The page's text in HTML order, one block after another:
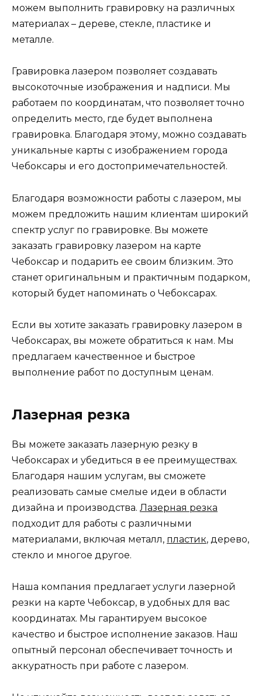
можем выполнить гравировку на различных
материалах – дереве, стекле, пластике и
металле.
Гравировка лазером позволяет создавать
высокоточные изображения и надписи. Мы
работаем по координатам, что позволяет точно
определить место, где будет выполнена
гравировка. Благодаря этому, можно создавать
уникальные карты с изображением города
Чебоксары и его достопримечательностей.
Благодаря возможности работы с лазером, мы
можем предложить нашим клиентам широкий
спектр услуг по гравировке. Вы можете
заказать гравировку лазером на карте
Чебоксар и подарить ее своим близким. Это
станет оригинальным и практичным подарком,
который будет напоминать о Чебоксарах.
Если вы хотите заказать гравировку лазером в
Чебоксарах, вы можете обратиться к нам. Мы
предлагаем качественное и быстрое
выполнение работ по доступным ценам.
Лазерная резка
Вы можете заказать лазерную резку в
Чебоксарах и убедиться в ее преимуществах.
Благодаря нашим услугам, вы сможете
реализовать самые смелые идеи в области
дизайна и производства. Лазерная резка
подходит для работы с различными
материалами, включая металл, пластик, дерево,
стекло и многое другое.
Наша компания предлагает услуги лазерной
резки на карте Чебоксар, в удобных для вас
координатах. Мы гарантируем высокое
качество и быстрое исполнение заказов. Наш
опытный персонал обеспечивает точность и
аккуратность при работе с лазером.